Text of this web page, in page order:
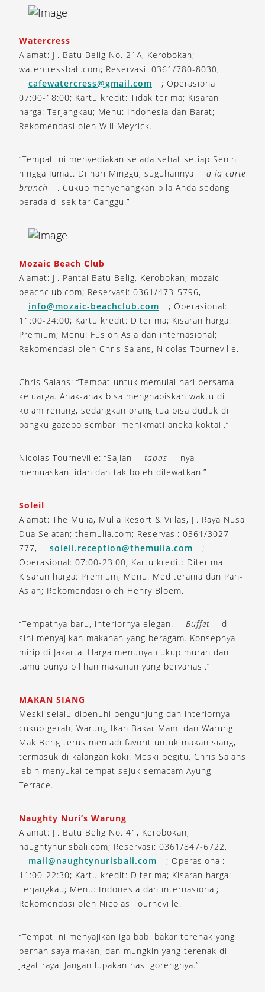
Watercress
Alamat: Jl. Batu Belig No. 21A, Kerobokan;
watercressbali.com; Reservasi: 0361/780-8030,
cafewatercress@gmail.com
; Operasional
07:00-18:00; Kartu kredit: Tidak terima; Kisaran
harga: Terjangkau; Menu: Indonesia dan Barat;
Rekomendasi oleh Will Meyrick.
“Tempat ini menyediakan selada sehat setiap Senin
hingga Jumat. Di hari Minggu, suguhannya
a la carte
brunch
. Cukup menyenangkan bila Anda sedang
berada di sekitar Canggu.”
Mozaic Beach Club
Alamat: Jl. Pantai Batu Belig, Kerobokan; mozaic-
beachclub.com; Reservasi: 0361/473-5796,
info@mozaic-beachclub.com
; Operasional:
11:00-24:00; Kartu kredit: Diterima; Kisaran harga:
Premium; Menu: Fusion Asia dan internasional;
Rekomendasi oleh Chris Salans, Nicolas Tourneville.
Chris Salans: “Tempat untuk memulai hari bersama
keluarga. Anak-anak bisa menghabiskan waktu di
kolam renang, sedangkan orang tua bisa duduk di
bangku gazebo sembari menikmati aneka koktail.”
Nicolas Tourneville: “Sajian tapas
-nya
memuaskan lidah dan tak boleh dilewatkan.”
Soleil
Alamat: The Mulia, Mulia Resort & Villas, Jl. Raya Nusa
Dua Selatan; themulia.com; Reservasi: 0361/3027
777,
soleil.reception@themulia.com
;
Operasional: 07:00-23:00; Kartu kredit: Diterima
Kisaran harga: Premium; Menu: Mediterania dan Pan-
Asian; Rekomendasi oleh Henry Bloem.
“Tempatnya baru, interiornya elegan. Buffet
di
sini menyajikan makanan yang beragam. Konsepnya
mirip di Jakarta. Harga menunya cukup murah dan
tamu punya pilihan makanan yang bervariasi.”
MAKAN SIANG
Meski selalu dipenuhi pengunjung dan interiornya
cukup gerah, Warung Ikan Bakar Mami dan Warung
Mak Beng terus menjadi favorit untuk makan siang,
termasuk di kalangan koki. Meski begitu, Chris Salans
lebih menyukai tempat sejuk semacam Ayung
Terrace.
Naughty Nuri’s Warung
Alamat: Jl. Batu Belig No. 41, Kerobokan;
naughtynurisbali.com; Reservasi: 0361/847-6722,
mail@naughtynurisbali.com
; Operasional:
11:00-22:30; Kartu kredit: Diterima; Kisaran harga:
Terjangkau; Menu: Indonesia dan internasional;
Rekomendasi oleh Nicolas Tourneville.
“Tempat ini menyajikan iga babi bakar terenak yang
pernah saya makan, dan mungkin yang terenak di
jagat raya. Jangan lupakan nasi gorengnya.”